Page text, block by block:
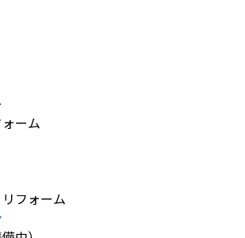
ーム
フォーム